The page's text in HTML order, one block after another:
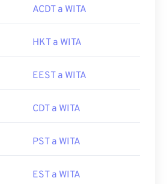
ACDT a WITA
HKT a WITA
EEST a WITA
CDT a WITA
PST a WITA
EST a WITA